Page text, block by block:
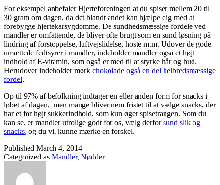
For eksempel anbefaler Hjerteforeningen at du spiser mellem 20 til
30 gram om dagen, da det blandt andet kan hjælpe dig med at
forebygge hjertekarsygdomme. De sundhedsmæssige fordele ved
mandler er omfattende, de bliver ofte brugt som en sund løsning på
lindring af forstoppelse, luftvejslidelse, hoste m.m. Udover de gode
umættede fedtsyrer i mandler, indeholder mandler også et højt
indhold af E-vitamin, som også er med til at styrke hår og hud.
Herudover indeholder mørk chokolade også en del helbredsmæssige
fordel.
Op til 97% af befolkning indtager en eller anden form for snacks i
løbet af dagen, men mange bliver nem fristet til at vælge snacks, der
har et for højt sukkerindhold, som kun øger spisetrangen. Som du
kan se, er mandler utrolige godt for os, vælg derforsund slik og
snacks, og du vil kunne mærke en forskel.
Published March 4, 2014
Categorized as Mandler, Nødder